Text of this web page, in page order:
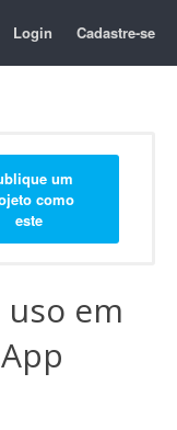
Login Cadastre-se
um
como
este
em